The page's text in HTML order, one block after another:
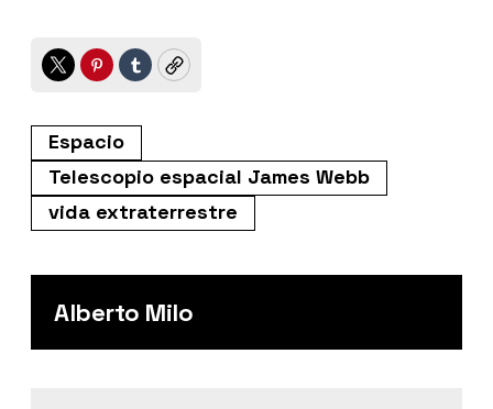
TwitterPinterest
TumblrCopy
Espacio
Telescopio espacial James Webb
vida extraterrestre
Alberto Milo